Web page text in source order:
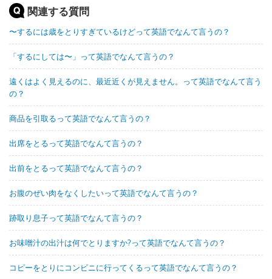
関連する質問
〜するには歳をとりすぎているけどって英語でなんて言うの？
「するにしては〜」って英語でなんて言うの？
遠くはよく見えるのに、最近近くが見えません。って英語でなんて言う
の？
商品を引取るって英語でなんて言うの？
出席をとるって英語でなんて言うの？
出前をとるって英語でなんて言うの？
お腹のぜい肉をなくしたいって英語でなんて言うの？
跡取り息子って英語でなんて言うの？
お味噌汁の出汁は何でとりますか?って英語でなんて言うの？
コピーをとりにコンビニに行ってくるって英語でなんて言うの？